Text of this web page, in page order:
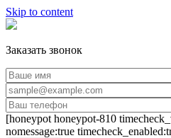
Skip to content
Заказать звонок
[honeypot honeypot-810
nomessage:true